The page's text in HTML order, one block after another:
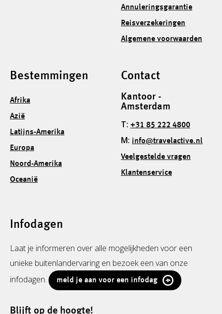
Annuleringsgarantie
Reisverzekeringen
Algemene voorwaarden
Bestemmingen
Afrika
Azië
Latijns-Amerika
Europa
Noord-Amerika
Oceanië
Contact
Kantoor -
Amsterdam
T: +31 85 222 4800
M: info@travelactive.nl
Veelgestelde vragen
Klantenservice
Infodagen
Laat je informeren over alle mogelijkheden voor een
unieke buitenlandervaring en bezoek een van onze
infodagen.
meld je aan voor een infodag
Blijft op de hoogte!